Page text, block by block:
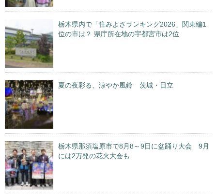
栃木県内で「住みよさランキング2026」関東編1
位の市は？ 県庁所在地の宇都宮市は2位
夏の夜彩る、涼やか風鈴 茨城・日立
栃木県那須塩原市で8月8～9日に盆踊り大会 9月
には2万発の花火大会も